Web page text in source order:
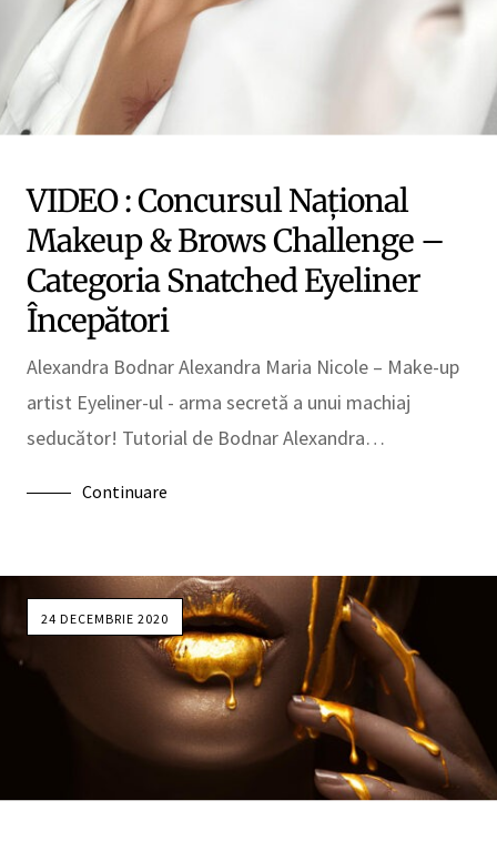
VIDEO : Concursul Național
Makeup & Brows Challenge –
Categoria Snatched Eyeliner
Începători
Alexandra Bodnar Alexandra Maria Nicole – Make-up
artist Eyeliner-ul - arma secretă a unui machiaj
seducător! Tutorial de Bodnar Alexandra…
Continuare
24 DECEMBRIE 2020